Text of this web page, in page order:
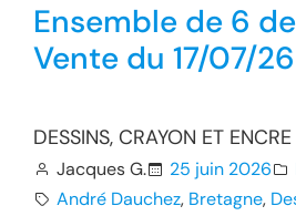
Ensemble de 6
Vente du 17/07/26
DESSINS, CRAYON ET ENCRE
Jacques G. 25 juin 2026
André Dauchez, Bretagne,